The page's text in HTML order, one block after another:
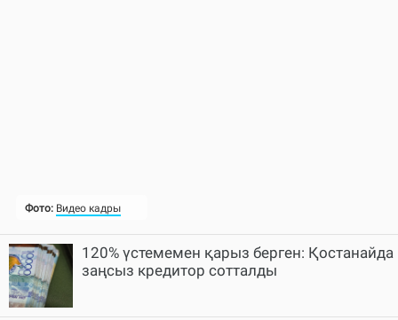
120% үстемемен қарыз берген: Қостанайда
заңсыз кредитор сотталды